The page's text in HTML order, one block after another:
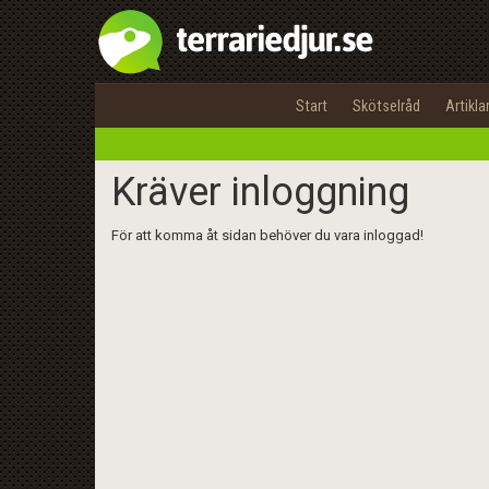
Start Skötselråd Artiklar
Kräver inloggning
För att komma åt sidan behöver du vara inloggad!